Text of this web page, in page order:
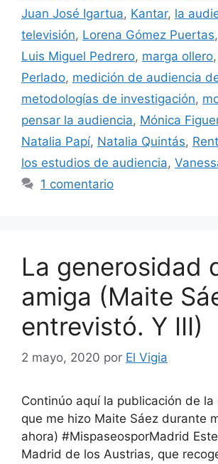
Juan José Igartua, Kantar, la
televisión, Lorena Gómez Puertas,
Luis Miguel Pedrero, marga ollero,
Perlado, medición de audiencia
metodologías de investigación,
pensar la audiencia, Mónica
Natalia Papí, Natalia Quintás,
los estudios de audiencia,
1 comentario
La generosidad
amiga (Maite
entrevistó. Y III)
2 mayo, 2020 por El Vigia
Continúo aquí la publicación de la
que me hizo Maite Sáez durante
ahora) #MispaseosporMadrid
Madrid de los Austrias, que